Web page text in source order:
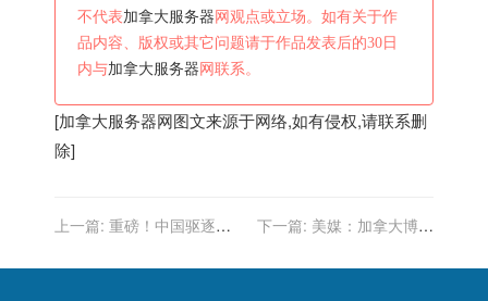
不代表加拿大服务器 网观点或立场。如有关于作
品内容、版权或其它问题请于作品发表后的30日
内与加拿大服务器 网联系。
[加拿大服务器网图文来源于网络,如有侵权,请联系删
除]
上一篇: 重磅！中国驱逐加
开！中加关系或陷入深渊
下一篇: 美媒：加拿大博主
羡慕